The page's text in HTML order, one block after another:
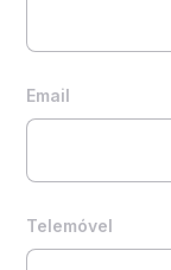
Email
Telemóvel